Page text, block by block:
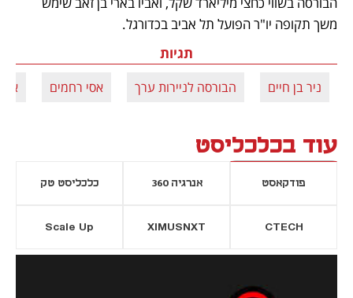
משך תקופה יו"ר הפועל תל אביב בכדורגל.
תגיות
ניר בן חיים הבורסה לניירות ערך אסי רחמים
עוד בכלכליסט
פודקאסט אנרגיה 360 כלכליסט טק
CTECH
XIMUSNXT
Scale Up
נפתח בכרטיסייה חדשה חדשה